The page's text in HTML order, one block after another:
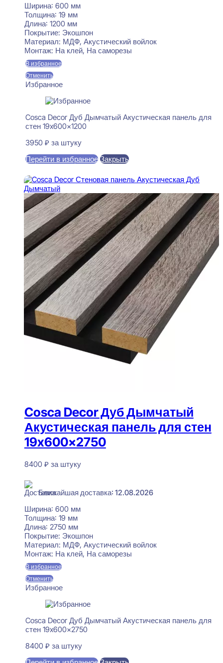
Ширина: 600 мм
Толщина: 19 мм
Длина: 1200 мм
Покрытие: Экошпон
Материал: МДФ, Акустический войлок
Монтаж: На клей, На саморезы
В избранное
Отменить
Избранное
Cosca Decor Дуб Дымчатый Акустическая панель для
стен 19x600x1200
3950 ₽ за штуку
Перейти в избранное Закрыть
Cosca Decor Дуб Дымчатый
Акустическая панель для стен
19x600x2750
8400 ₽ за штуку
Ближайшая доставка: 12.08.2026
Ширина: 600 мм
Толщина: 19 мм
Длина: 2750 мм
Покрытие: Экошпон
Материал: МДФ, Акустический войлок
Монтаж: На клей, На саморезы
В избранное
Отменить
Избранное
Cosca Decor Дуб Дымчатый Акустическая панель для
стен 19x600x2750
8400 ₽ за штуку